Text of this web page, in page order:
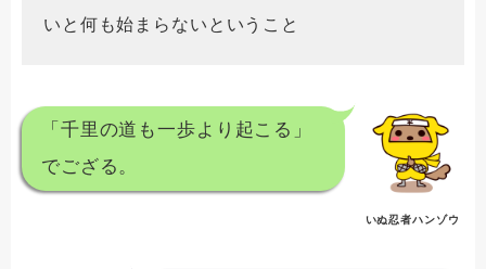
いと何も始まらないということ
「千里の道も一歩より起こる」
でござる。
いぬ忍者ハンゾウ